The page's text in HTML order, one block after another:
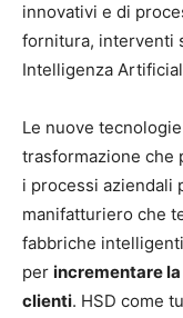
innovativi e di
fornitura, interventi
Intelligenza
Le nuove
trasformazione che
i processi aziendali
manifatturiero che
fabbriche
per incrementare
clienti. HSD come